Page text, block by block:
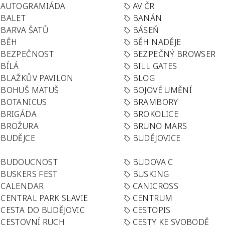
AUTOGRAMIÁDA AV ČR
BALET BANÁN
BARVA ŠATŮ BÁSEŇ
BĚH BĚH NADĚJE
BEZPEČNOST BEZPEČNÝ BROWSER
BÍLÁ BILL GATES
BLAŽKŮV PAVILON BLOG
BOHUŠ MATUŠ BOJOVÉ UMĚNÍ
BOTANICUS BRAMBORY
BRIGÁDA BROKOLICE
BROŽURA BRUNO MARS
BUDĚJCE BUDĚJOVICE
BUDOUCNOST BUDOVA C
BUSKERS FEST BUSKING
CALENDAR CANICROSS
CENTRAL PARK SLAVIE CENTRUM
CESTA DO BUDĚJOVIC CESTOPIS
CESTOVNÍ RUCH CESTY KE SVOBODĚ